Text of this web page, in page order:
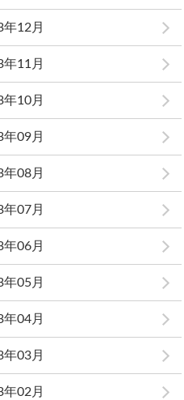
年12月
年11月
年10月
年09月
年08月
年07月
年06月
年05月
年04月
年03月
年02月